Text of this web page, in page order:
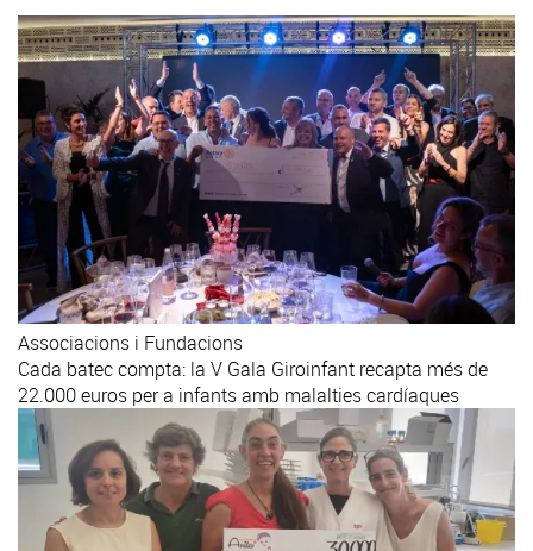
Associacions i Fundacions
Cada batec compta: la V Gala Giroinfant recapta més de
22.000 euros per a infants amb malalties cardíaques